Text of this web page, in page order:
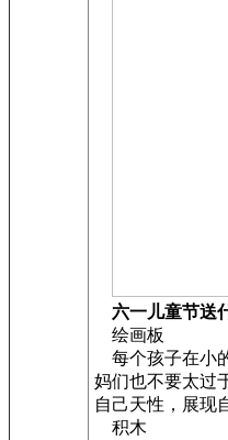
六一儿童节送
绘画板
每个孩子在小
妈们也不要太过
自己天性，展现
积木